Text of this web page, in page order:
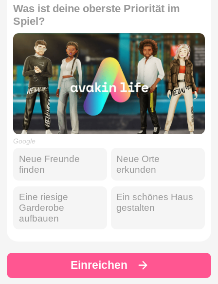
Was ist deine oberste Priorität im
Spiel?
Google
Neue Freunde
finden
Neue Orte
erkunden
Eine riesige
Garderobe
aufbauen
Ein schönes Haus
gestalten
Einreichen